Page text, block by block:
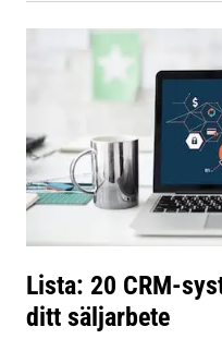
Lista: 20 CRM-
ditt säljarbete